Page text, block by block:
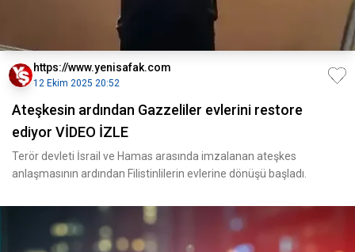
https://www.yenisafak.com
12 Ekim 2025 20:52
Ateşkesin ardından Gazzeliler evlerini restore
ediyor VİDEO İZLE
Terör devleti İsrail ve Hamas arasında imzalanan ateşkes
anlaşmasının ardından Filistinlilerin evlerine dönüşü başladı.